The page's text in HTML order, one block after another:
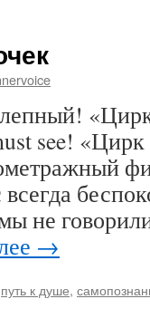
see!
не
→
путь к душе,